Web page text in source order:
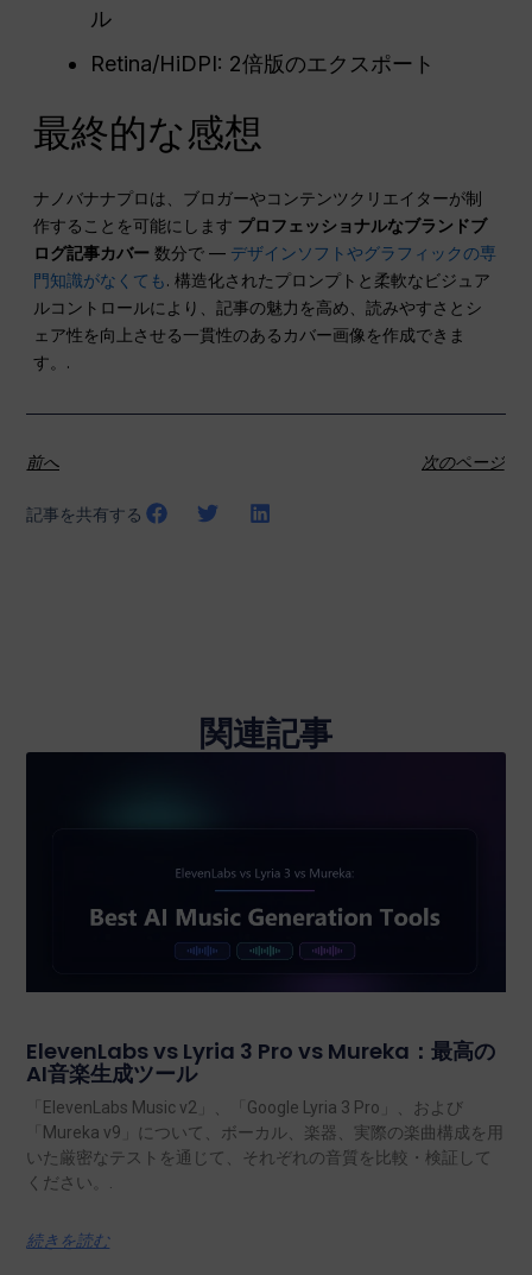
ル
Retina/HiDPI: 2倍版のエクスポート
最終的な感想
ナノバナナプロは、ブロガーやコンテンツクリエイターが制
作することを可能にします プロフェッショナルなブランドブ
ログ記事カバー 数分で — デザインソフトやグラフィックの専
門知識がなくても. 構造化されたプロンプトと柔軟なビジュア
ルコントロールにより、記事の魅力を高め、読みやすさとシ
ェア性を向上させる一貫性のあるカバー画像を作成できま
す。.
前へ 次のページ
記事を共有する
関連記事
ElevenLabs vs Lyria 3 Pro vs Mureka：最高の
AI音楽生成ツール
「ElevenLabs Music v2」、「Google Lyria 3 Pro」、および
「Mureka v9」について、ボーカル、楽器、実際の楽曲構成を用
いた厳密なテストを通じて、それぞれの音質を比較・検証して
ください。.
続きを読む